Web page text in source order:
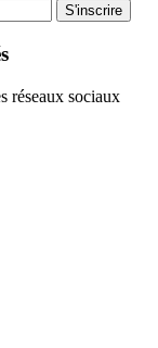
S'inscrire
réseaux sociaux